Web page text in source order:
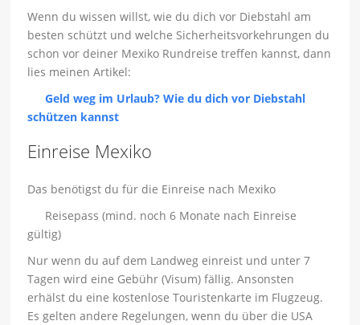
Wenn du wissen willst, wie du dich vor Diebstahl am
besten schützt und welche Sicherheitsvorkehrungen du
schon vor deiner Mexiko Rundreise treffen kannst, dann
lies meinen Artikel:
Geld weg im Urlaub? Wie du dich vor Diebstahl
schützen kannst
Einreise Mexiko
Das benötigst du für die Einreise nach Mexiko
Reisepass (mind. noch 6 Monate nach Einreise
gültig)
Nur wenn du auf dem Landweg einreist und unter 7
Tagen wird eine Gebühr (Visum) fällig. Ansonsten
erhälst du eine kostenlose Touristenkarte im Flugzeug.
Es gelten andere Regelungen, wenn du über die USA